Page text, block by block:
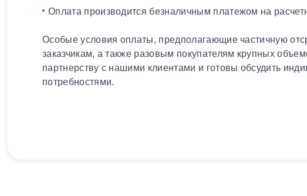
Оплата производится безналичным платежом на
Особые условия оплаты, предполагающие частичную
заказчикам, а также разовым покупателям крупных
партнерству с нашими клиентами и готовы обсудить
потребностями.